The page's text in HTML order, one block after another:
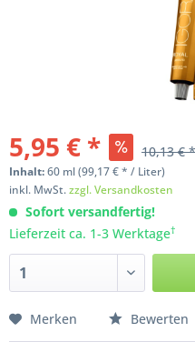
5,95 € * 10,13 € *
Inhalt:60 ml(99,17 € * / Liter)
inkl. MwSt.zzgl. Versandkosten
Sofort versandfertig!
Lieferzeit ca. 1-3 Werktage†
Merken Bewerten